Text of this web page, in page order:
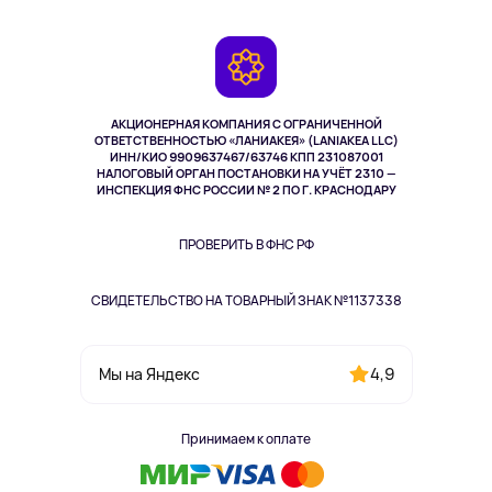
АКЦИОНЕРНАЯ КОМПАНИЯ С ОГРАНИЧЕННОЙ
ОТВЕТСТВЕННОСТЬЮ «ЛАНИАКЕЯ» (LANIAKEA LLC)
ИНН/КИО 9909637467/63746 КПП 231087001
НАЛОГОВЫЙ ОРГАН ПОСТАНОВКИ НА УЧЁТ 2310 —
ИНСПЕКЦИЯ ФНС РОССИИ № 2 ПО Г. КРАСНОДАРУ
ПРОВЕРИТЬ В ФНС РФ
СВИДЕТЕЛЬСТВО НА ТОВАРНЫЙ ЗНАК №1137338
Мы на Яндекс 4,9
Принимаем к оплате
Здоровье питомцев
Одежда и аксессуары